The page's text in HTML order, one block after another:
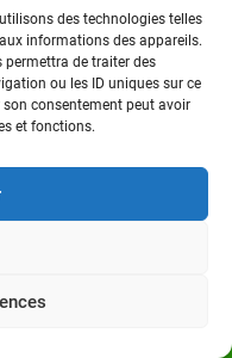
des technologies telles
informations des appareils.
permettra de traiter des
ou les ID uniques sur ce
consentement peut avoir
et fonctions.